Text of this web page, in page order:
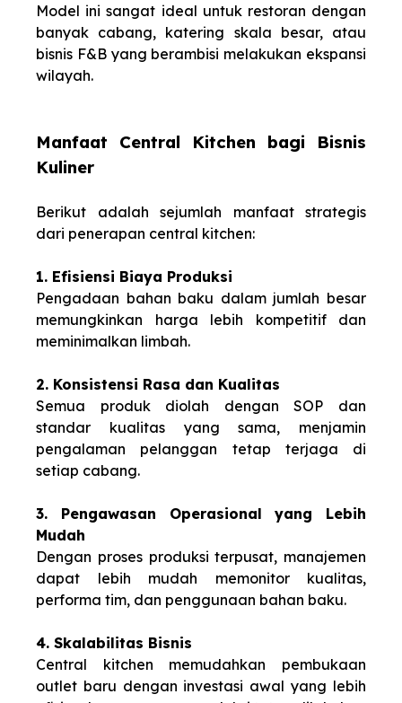
Model ini sangat ideal untuk restoran dengan
banyak cabang, katering skala besar, atau
bisnis F&B yang berambisi melakukan ekspansi
wilayah.
Manfaat Central Kitchen bagi Bisnis
Kuliner
Berikut adalah sejumlah manfaat strategis
dari penerapan central kitchen:
1. Efisiensi Biaya Produksi
Pengadaan bahan baku dalam jumlah besar
memungkinkan harga lebih kompetitif dan
meminimalkan limbah.
2. Konsistensi Rasa dan Kualitas
Semua produk diolah dengan SOP dan
standar kualitas yang sama, menjamin
pengalaman pelanggan tetap terjaga di
setiap cabang.
3. Pengawasan Operasional yang Lebih
Mudah
Dengan proses produksi terpusat, manajemen
dapat lebih mudah memonitor kualitas,
performa tim, dan penggunaan bahan baku.
4. Skalabilitas Bisnis
Central kitchen memudahkan pembukaan
outlet baru dengan investasi awal yang lebih